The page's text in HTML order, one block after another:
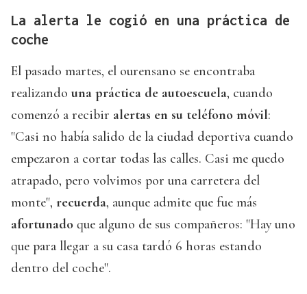
La alerta le cogió en una práctica de
coche
El pasado martes, el ourensano se encontraba
realizando una práctica de autoescuela, cuando
comenzó a recibir alertas en su teléfono móvil:
"Casi no había salido de la ciudad deportiva cuando
empezaron a cortar todas las calles. Casi me quedo
atrapado, pero volvimos por una carretera del
monte", recuerda, aunque admite que fue más
afortunado que alguno de sus compañeros: "Hay uno
que para llegar a su casa tardó 6 horas estando
dentro del coche".